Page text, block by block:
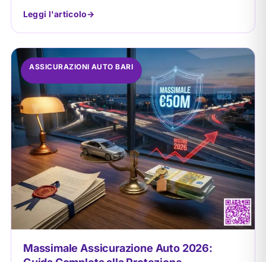
Leggi l'articolo
ASSICURAZIONI AUTO BARI
Massimale Assicurazione Auto 2026: